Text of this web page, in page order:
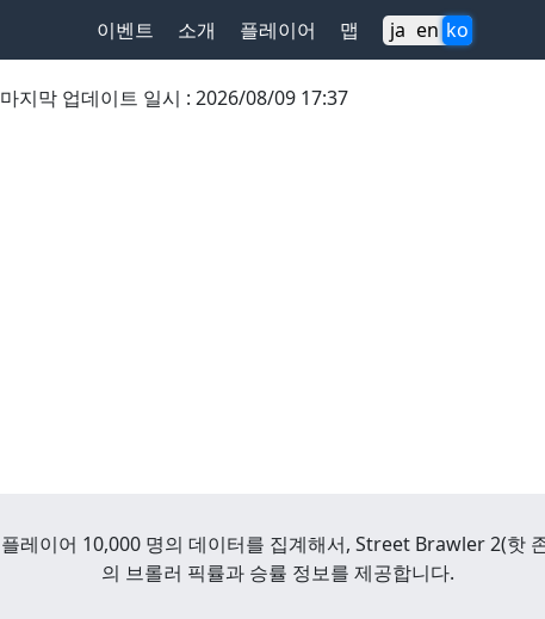
이벤트 소개 플레이어 맵 ja en ko
마지막 업데이트 일시 : 2026/08/09 17:37
플레이어 10,000 명의 데이터를 집계해서, Street Brawler 2(핫
의 브롤러 픽률과 승률 정보를 제공합니다.